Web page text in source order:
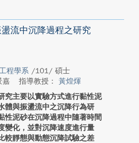
流中沉降過程之研究
程學系 /101/ 碩士
嘉
指導教授： 黃煌煇
主要以實驗方式進行黏性泥
體與振盪流中之沉降行為研
性泥砂在沉降過程中隨著時間
變化，並對沉降速度進行量
較靜態與動態沉降試驗之差